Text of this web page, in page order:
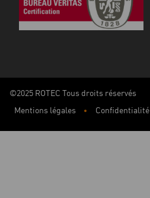
©2025 ROTEC Tous droits réservés
Mentions légales
Confidentialité